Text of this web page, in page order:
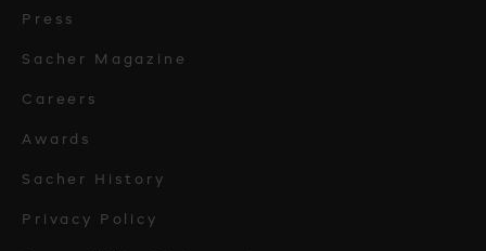
Press
Sacher Magazine
Careers
Awards
Sacher History
Privacy Policy